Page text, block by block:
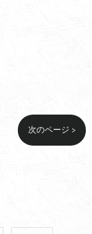
次のページ >